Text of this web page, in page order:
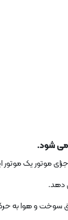
می شود.